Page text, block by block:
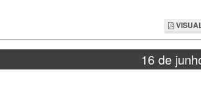
16 de